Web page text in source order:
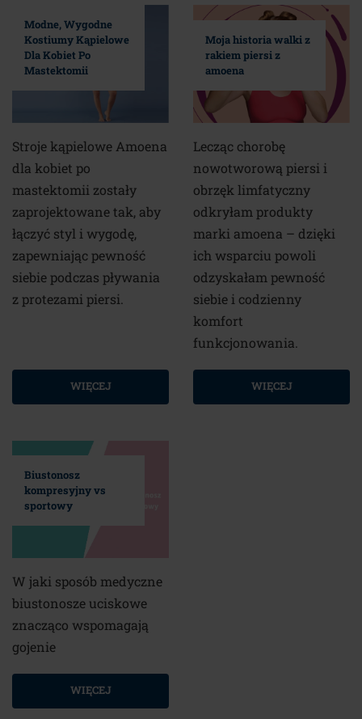
Modne, Wygodne
Kostiumy Kąpielowe
Dla Kobiet Po
Mastektomii
Stroje kąpielowe Amoena
dla kobiet po
mastektomii zostały
zaprojektowane tak, aby
łączyć styl i wygodę,
zapewniając pewność
siebie podczas pływania
z protezami piersi.
WIĘCEJ
Moja historia walki z
rakiem piersi z
amoena
Lecząc chorobę
nowotworową piersi i
obrzęk limfatyczny
odkryłam produkty
marki amoena – dzięki
ich wsparciu powoli
odzyskałam pewność
siebie i codzienny
komfort
funkcjonowania.
WIĘCEJ
Biustonosz
kompresyjny vs
sportowy
W jaki sposób medyczne
biustonosze uciskowe
znacząco wspomagają
gojenie
WIĘCEJ